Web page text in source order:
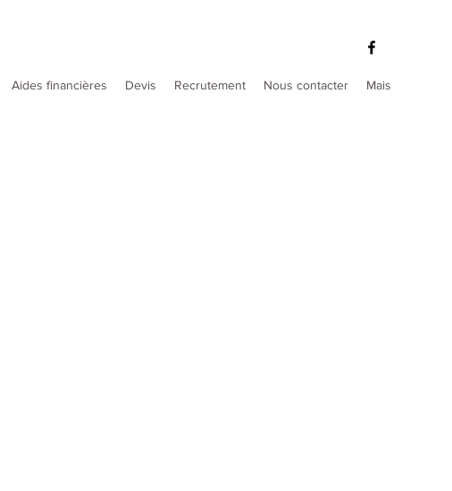
Aides financières Devis Recrutement Nous contacter Mais